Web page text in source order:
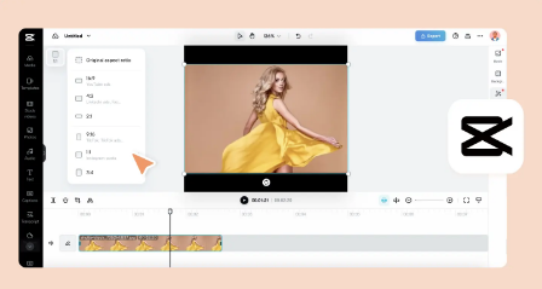
Nano Banana Pro
Gemini Omni
Tekst en audio
Ondertitelsjablonen
Toepassingen
Sociale media
Marketing
Lifestyle en vlogs
Aangepast ontwerp
Effectsjablonen
Zakelijke sjablonen
Branchesjablonen
Samenvattingssjablonen
Help
Vertrouwenscentrum
Hulpcentrum